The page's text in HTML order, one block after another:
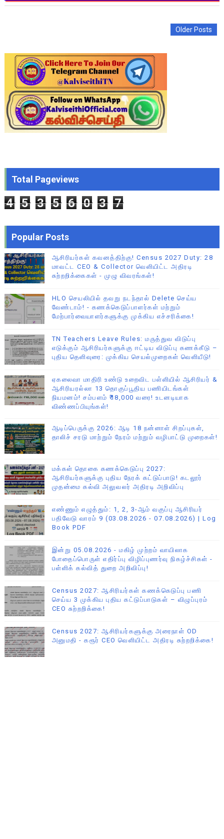
Older Posts
Total Pageviews
4 5 3 5 6 0 3 7
Popular Posts
ஆசிரியர்கள் கவனத்திற்கு! Census 2027 Duty: 28
மாவட்ட CEO & Collector வெளியிட்ட அதிரடி
சுற்றறிக்கைகள் - முழு விவரங்கள்!
HLO செயலியில் தவறு நடந்தால் Delete செய்ய
வேண்டாம்! - கணக்கெடுப்பாளர்கள் மற்றும்
மேற்பார்வையாளர்களுக்கு முக்கிய எச்சரிக்கை!
TN Teachers Leave Rules: மருத்துவ விடுப்பு
எடுக்கும் ஆசிரியர்களுக்கு ஈட்டிய விடுப்பு கணக்கீடு –
புதிய தெளிவுரை: முக்கிய செயல்முறைகள் வெளியீடு!
ஏகலைவா மாதிரி உண்டு உறைவிட பள்ளியில் ஆசிரியர் &
ஆசிரியரல்லா 13 தொகுப்பூதிய பணியிடங்கள்
நியமனம்! சம்பளம் ₹18,000 வரை! உடனடியாக
விண்ணப்பியுங்கள்!
ஆடிப்பெருக்கு 2026: ஆடி 18 நன்னாள் சிறப்புகள்,
தாலிச் சரடு மாற்றும் நேரம் மற்றும் வழிபாட்டு முறைகள்!
மக்கள் தொகை கணக்கெடுப்பு 2027:
ஆசிரியர்களுக்கு புதிய நேரக் கட்டுப்பாடு! கடலூர்
முதன்மை கல்வி அலுவலர் அதிரடி அறிவிப்பு
எண்ணும் எழுத்தும்: 1, 2, 3-ஆம் வகுப்பு ஆசிரியர்
பதிவேடு வாரம் 9 (03.08.2026 - 07.08.2026) | Log
Book PDF
இன்று 05.08.2026 - மகிழ் முற்றம் வாயிலாக
போதைப்பொருள் எதிர்ப்பு விழிப்புணர்வு நிகழ்ச்சிகள் -
பள்ளிக் கல்வித் துறை அறிவிப்பு!
Census 2027: ஆசிரியர்கள் கணக்கெடுப்பு பணி
செய்ய 3 முக்கிய புதிய கட்டுப்பாடுகள் – விழுப்புரம்
CEO சுற்றறிக்கை!
Census 2027: ஆசிரியர்களுக்கு அரைநாள் OD
அனுமதி - கரூர் CEO வெளியிட்ட அதிரடி சுற்றறிக்கை!